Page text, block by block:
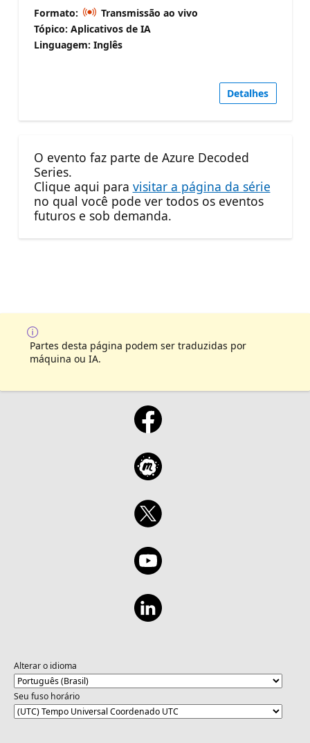
Formato:
Transmissão ao vivo
Tópico: Aplicativos de IA
Linguagem: Inglês
Detalhes
O evento faz parte de Azure Decoded
Series.
Clique aqui para visitar a página da série
no qual você pode ver todos os eventos
futuros e sob demanda.
Partes desta página podem ser traduzidas por
máquina ou IA.
Alterar o idioma
Seu fuso horário